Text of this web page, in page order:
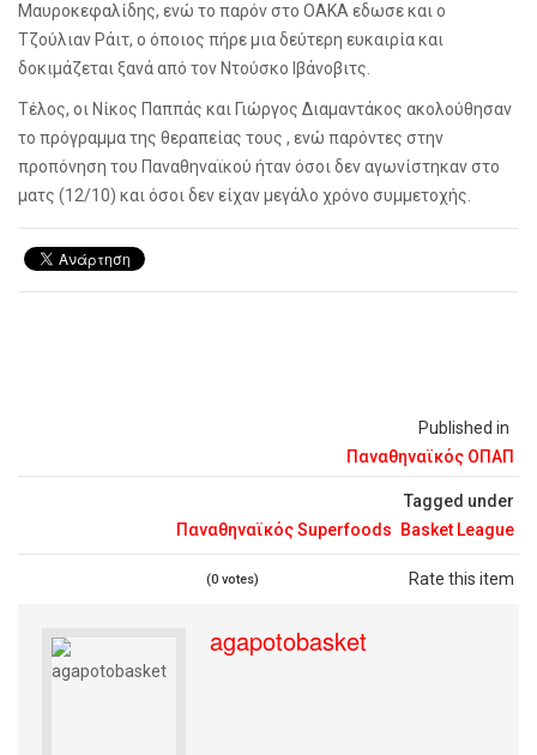
Published in
Παναθηναϊκός ΟΠΑΠ
Tagged under
Παναθηναϊκός Superfoods
Basket League
Rate this item
(0 votes)
Μαυροκεφαλίδης, ενώ το παρόν στο ΟΑΚΑ εδωσε και ο
Τζούλιαν Ράιτ, ο όποιος πήρε μια δεύτερη ευκαιρία και
δοκιμάζεται ξανά από τον Ντούσκο Ιβάνοβιτς.
Τέλος, οι Νίκος Παππάς και Γιώργος Διαμαντάκος ακολούθησαν
το πρόγραμμα της θεραπείας τους , ενώ παρόντες στην
προπόνηση του Παναθηναϊκού ήταν όσοι δεν αγωνίστηκαν στο
ματς (12/10) και όσοι δεν είχαν μεγάλο χρόνο συμμετοχής.
agapotobasket